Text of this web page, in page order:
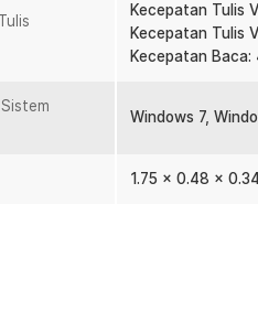
dan mencadangkan
semua data tetap aman saat
Go hadir dengan desain putar
membawa produk SanDisk untuk
Produk
Anda dapatkan untuk pembelian
Kecepatan Tulis
Kecepatan Tulis
Kecepatan Baca:
Windows 7,
1.75 x 0.48 x